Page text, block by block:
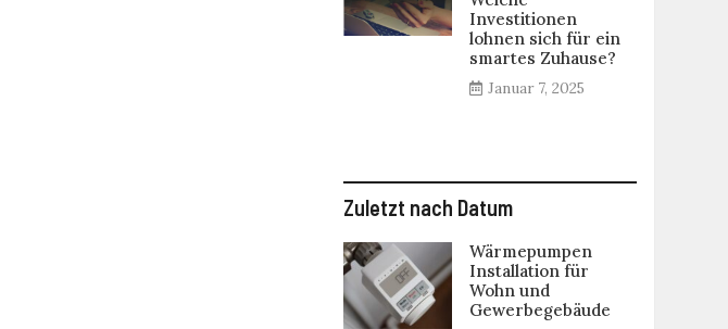
Investitionen
lohnen sich für ein
smartes Zuhause?
Januar 7, 2025
Zuletzt nach Datum
Wärmepumpen
Installation für
Wohn und
Gewerbegebäude